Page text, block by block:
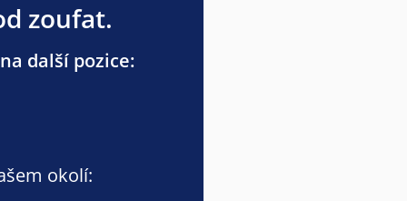
zoufat.
další pozice:
okolí: